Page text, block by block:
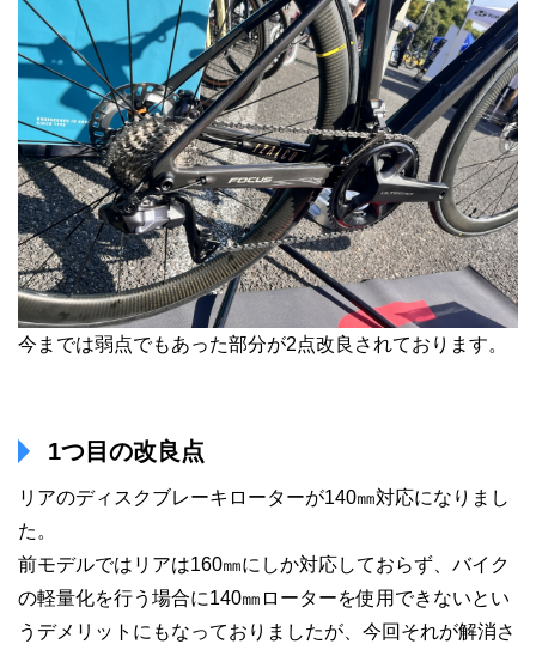
今までは弱点でもあった部分が2点改良されております。
1つ目の改良点
リアのディスクブレーキローターが140㎜対応になりまし
た。
前モデルではリアは160㎜にしか対応しておらず、バイク
の軽量化を行う場合に140㎜ローターを使用できないとい
うデメリットにもなっておりましたが、今回それが解消さ